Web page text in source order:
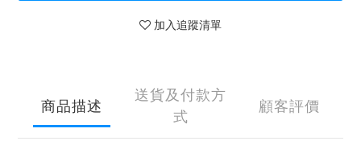
加入追蹤清單
商品描述
送貨及付款方
式
顧客評價